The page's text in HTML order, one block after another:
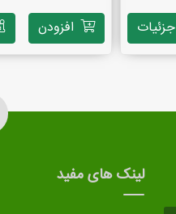
جزئیات
افزودن
لینک های مفید